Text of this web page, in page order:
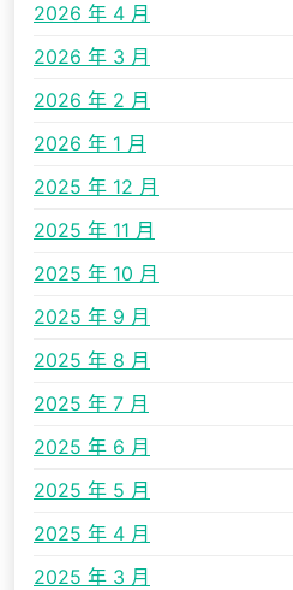
2026 年 4 月
2026 年 3 月
2026 年 2 月
2026 年 1 月
2025 年 12 月
2025 年 11 月
2025 年 10 月
2025 年 9 月
2025 年 8 月
2025 年 7 月
2025 年 6 月
2025 年 5 月
2025 年 4 月
2025 年 3 月